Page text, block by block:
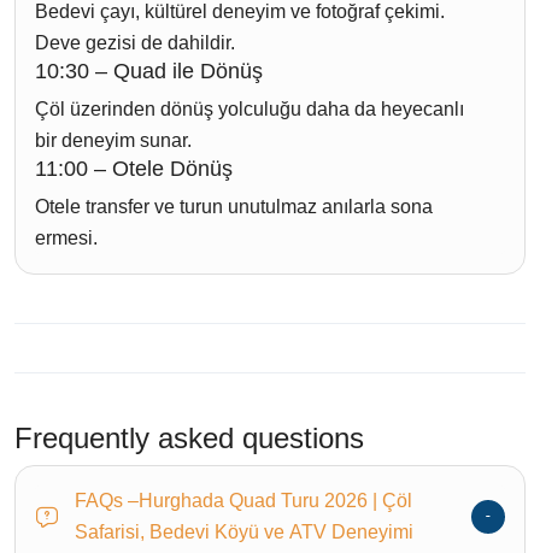
Bedevi çayı, kültürel deneyim ve fotoğraf çekimi.
Deve gezisi de dahildir.
10:30 – Quad ile Dönüş
Çöl üzerinden dönüş yolculuğu daha da heyecanlı
bir deneyim sunar.
11:00 – Otele Dönüş
Otele transfer ve turun unutulmaz anılarla sona
ermesi.
Frequently asked questions
FAQs –Hurghada Quad Turu 2026 | Çöl
Safarisi, Bedevi Köyü ve ATV Deneyimi